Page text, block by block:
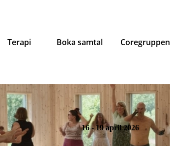
Terapi Boka samtal Coregruppen
16 - 19 april 2026